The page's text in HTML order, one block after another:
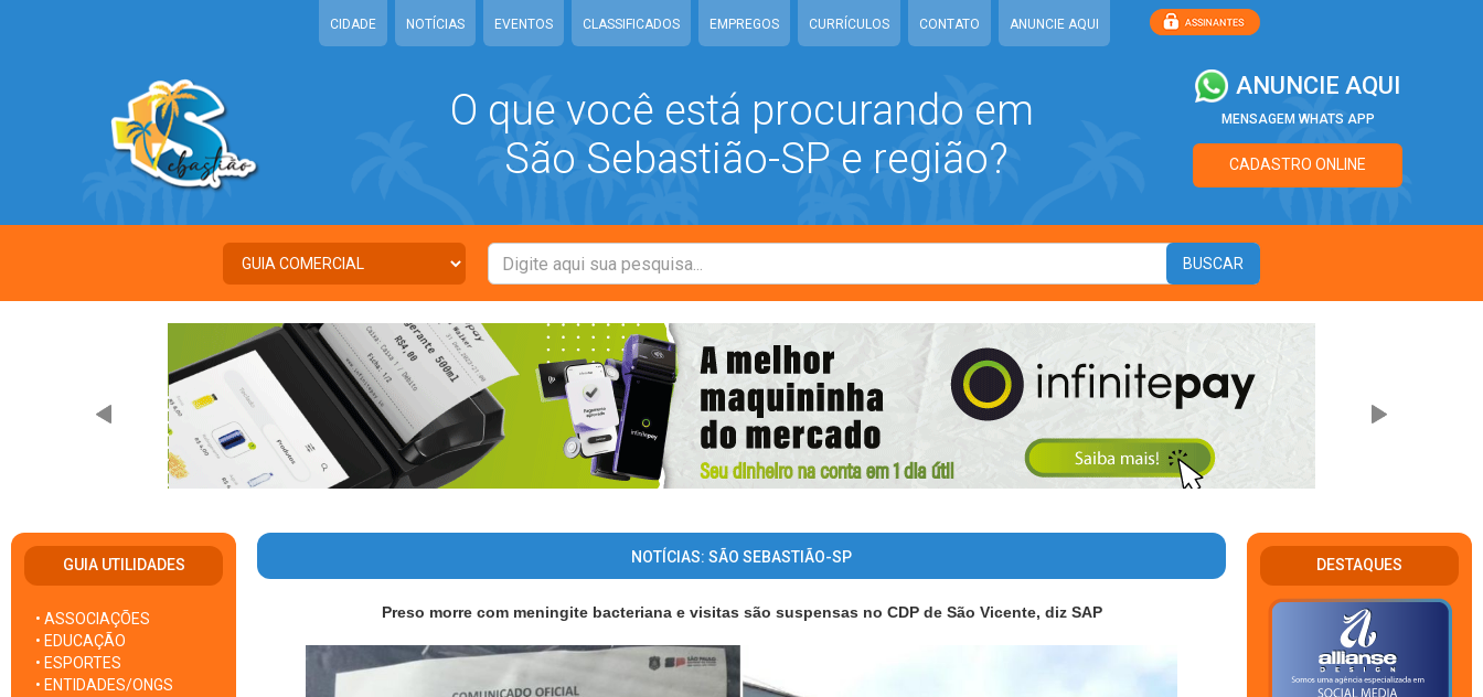
CIDADE NOTÍCIAS EVENTOS CLASSIFICADOS EMPREGOS CURRÍCULOS CONTATO ANUNCIE AQUI
O que você está procurando em
São Sebastião-SP e região?
ANUNCIE AQUI
MENSAGEM WHATS APP
CADASTRO ONLINE
GUIA UTILIDADES
• ASSOCIAÇÕES
• EDUCAÇÃO
• ESPORTES
• ENTIDADES/ONGS
NOTÍCIAS: SÃO SEBASTIÃO-SP
Preso morre com meningite bacteriana e visitas são suspensas no CDP de São Vicente, diz SAP
DESTAQUES